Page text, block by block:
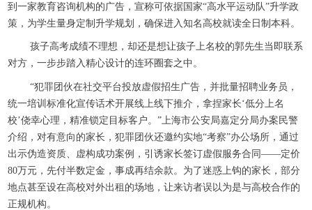
到一家教育咨询机构的广告，宣称可依据国家“高水平运动队”升学政
策，为学生量身定制升学规划，确保进入知名高校就读全日制本科。
孩子高考成绩不理想，却还是想让孩子上名校的郭先生当即联系
对方，一步步踏入精心设计的连环圈套之中。
“犯罪团伙在社交平台投放虚假招生广告，并批量招聘业务员，
统一培训标准化宣传话术开展线上线下推介，拿捏家长‘低分上名
校’侥幸心理，精准锁定目标客户。”上海市公安局嘉定分局办案民警
介绍，对有意向的家长，犯罪团伙还邀约实地“考察”办公场所，通过
出示伪造资质、虚构成功案例，引诱家长签订虚假服务合同——定价
80万元，先付半数定金，事成再结余款。为了迷惑上钩的家长，部分
地点甚至设在高校对外出租的场地，让来访者误以为是与高校合作的
正规机构。